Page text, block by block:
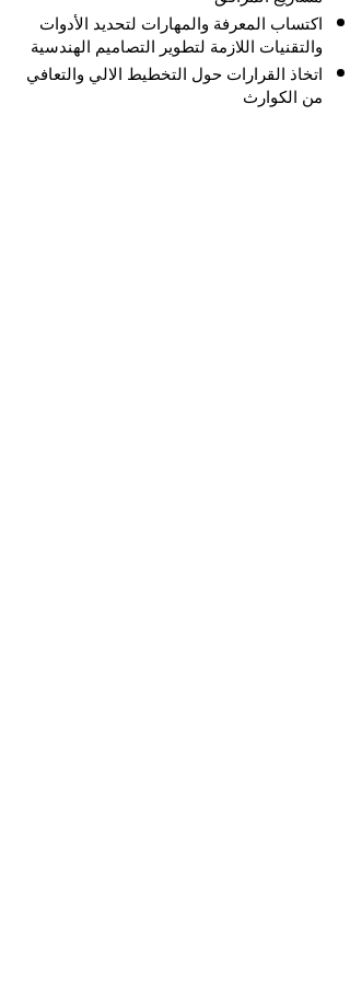
اكتساب المعرفة والمهارات لتحديد الأدوات
والتقنيات اللازمة لتطوير التصاميم الهندسية
اتخاذ القرارات حول التخطيط الالي والتعافي
من الكوارث